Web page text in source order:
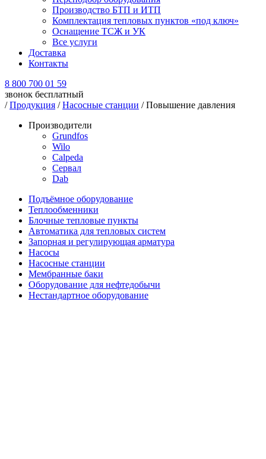
Производство БТП и ИТП
Комплектация тепловых пунктов «под ключ»
Оснащение ТСЖ и УК
Все услуги
Доставка
Контакты
8 800 700 01 59
звонок бесплатный
/Продукция /Насосные станции /Повышение давления
Производители
Grundfos
Wilo
Calpeda
Сервал
Dab
Подъёмное оборудование
Теплообменники
Блочные тепловые пункты
Автоматика для тепловых систем
Запорная и регулирующая арматура
Насосы
Насосные станции
Мембранные баки
Оборудование для нефтедобычи
Нестандартное оборудование